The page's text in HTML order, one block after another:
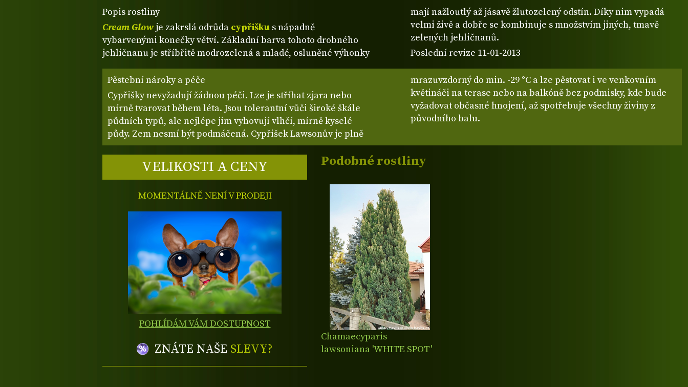
Popis rostliny
Cream Glow je zakrslá odrůda cypřišku s nápadně
vybarvenými konečky větví. Základní barva tohoto drobného
jehličnanu je stříbřitě modrozelená a mladé, osluněné výhonky
mají nažloutlý až jásavě žlutozelený odstín. Díky nim vypadá
velmi živě a dobře se kombinuje s množstvím jiných, tmavě
zelených jehličnanů.
Poslední revize 11-01-2013
Pěstební nároky a péče
Cypřišky nevyžadují žádnou péči. Lze je stříhat zjara nebo
mírně tvarovat během léta. Jsou tolerantní vůči široké škále
půdních typů, ale nejlépe jim vyhovují vlhčí, mírně kyselé
půdy. Zem nesmí být podmáčená. Cypřišek Lawsonův je plně
mrazuvzdorný do min. -29 °C a lze pěstovat i ve venkovním
květináči na terase nebo na balkóně bez podmisky, kde bude
vyžadovat občasné hnojení, až spotřebuje všechny živiny z
původního balu.
VELIKOSTI A CENY
MOMENTÁLNĚ NENÍ V PRODEJI
POHLÍDÁM VÁM DOSTUPNOST
ZNÁTE NAŠE SLEVY?
Podobné rostliny
Chamaecyparis
lawsoniana 'WHITE SPOT'